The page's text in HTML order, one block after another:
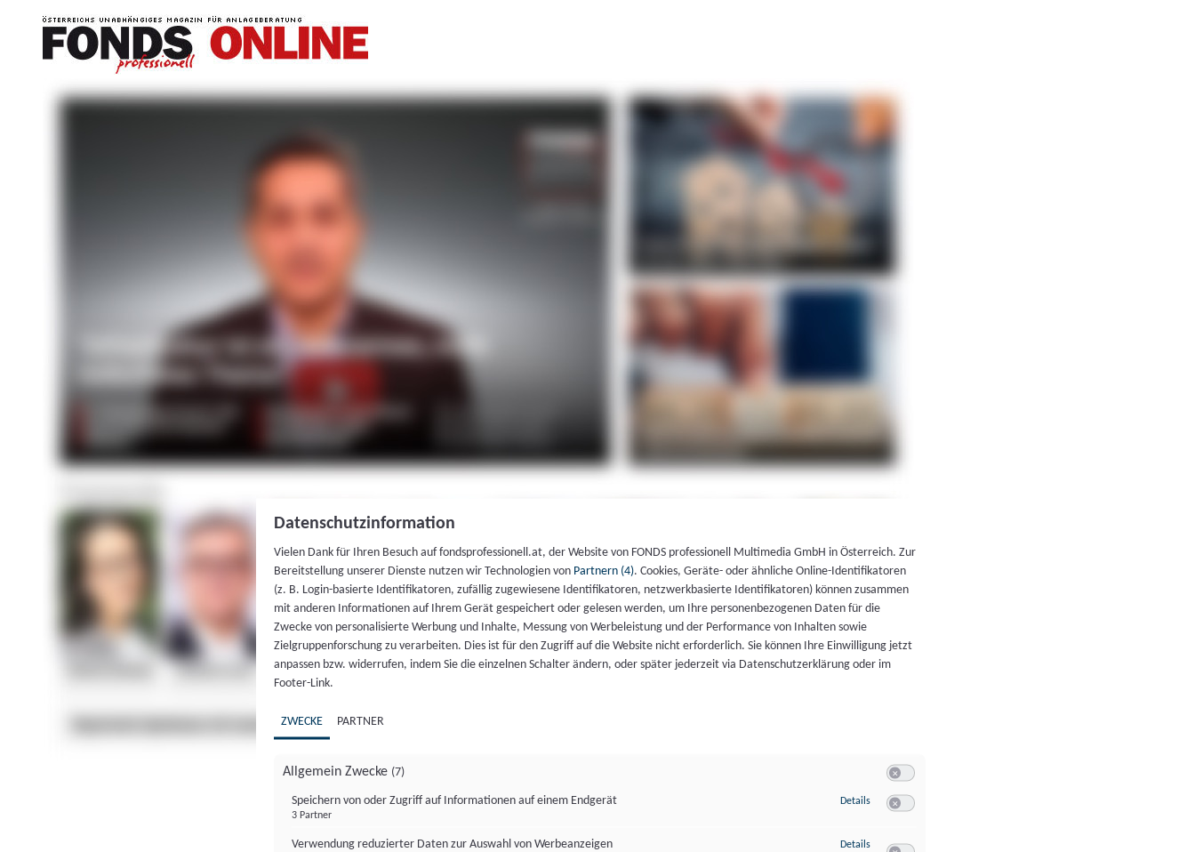
Datenschutzinformation
Vielen Dank für Ihren Besuch auf fondsprofessionell.at, der Website von FONDS professionell Multimedia GmbH in Österreich. Zur
Bereitstellung unserer Dienste nutzen wir Technologien von Partnern (4). Cookies, Geräte- oder ähnliche Online-Identifikatoren
(z. B. Login-basierte Identifikatoren, zufällig zugewiesene Identifikatoren, netzwerkbasierte Identifikatoren) können zusammen
mit anderen Informationen auf Ihrem Gerät gespeichert oder gelesen werden, um Ihre personenbezogenen Daten für die
Zwecke von personalisierte Werbung und Inhalte, Messung von Werbeleistung und der Performance von Inhalten sowie
Zielgruppenforschung zu verarbeiten. Dies ist für den Zugriff auf die Website nicht erforderlich. Sie können Ihre Einwilligung jetzt
anpassen bzw. widerrufen, indem Sie die einzelnen Schalter ändern, oder später jederzeit via Datenschutzerklärung oder im
Footer-Link.
ZWECKE PARTNER
Allgemein Zwecke (7)
Speichern von oder Zugriff auf Informationen auf einem Endgerät
3 Partner
Details zu Speichern von oder Zugriff auf Informationen auf einem Endgerät
Verwendung reduzierter Daten zur Auswahl von Werbeanzeigen
Details zu Verwendung reduzierter Daten zur Auswahl von Werbeanzeigen